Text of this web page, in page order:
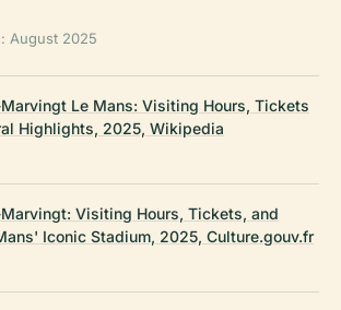
August 2025
Le Mans: Visiting Hours, Tickets
Highlights, 2025, Wikipedia
Visiting Hours, Tickets, and
Iconic Stadium, 2025, Culture.gouv.fr